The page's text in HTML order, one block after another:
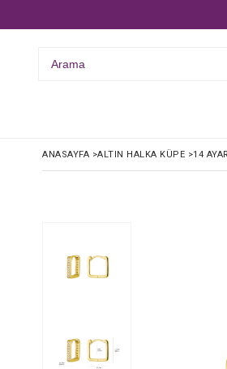
ANASAYFA >ALTIN HALKA KÜPE >14